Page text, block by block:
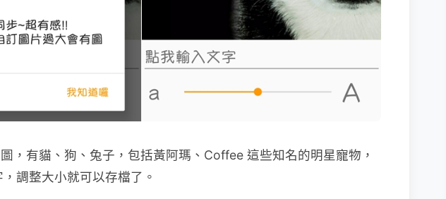
，有貓、狗、兔子，包括黃阿瑪、Coffee 這些知名的明星寵物，
調整大小就可以存檔了。